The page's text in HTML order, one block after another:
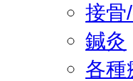
接骨
鍼灸
各種